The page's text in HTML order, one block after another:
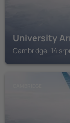
University
Cambridge, 14